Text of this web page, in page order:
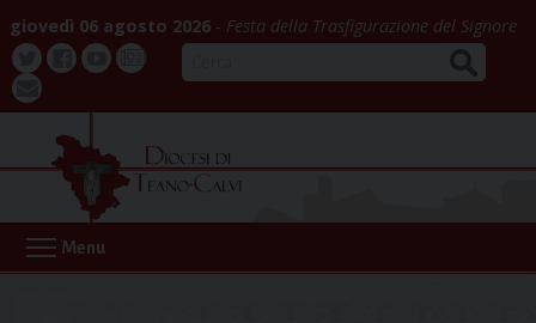
to
content
giovedì 06 agosto 2026 Festa della Trasfigurazione del Signore
Twitter
Buona
webmail
Menu